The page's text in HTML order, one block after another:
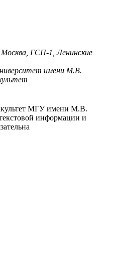
Москва, ГСП-1, Ленинские
имени М.В.
МГУ имени М.В.
информации и